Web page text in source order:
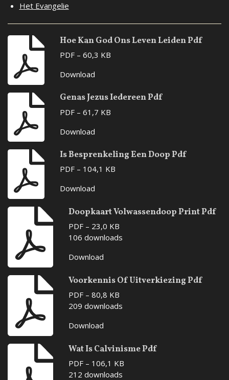
Het Evangelie
Hoe Kan God Ons Leven Leiden Pdf
PDF – 60,3 KB
Download
Genas Jezus Iedereen Pdf
PDF – 61,7 KB
Download
Is Besprenkeling Een Doop Pdf
PDF – 104,1 KB
Download
Doopkaart Volwassendoop Print Pdf
PDF – 23,0 KB
106 downloads
Download
Voorkennis Of Uitverkiezing Pdf
PDF – 80,8 KB
209 downloads
Download
Wat Is Calvinisme Pdf
PDF – 106,1 KB
212 downloads